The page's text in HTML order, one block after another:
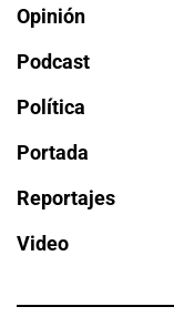
Opinión
Podcast
Política
Portada
Reportajes
Video